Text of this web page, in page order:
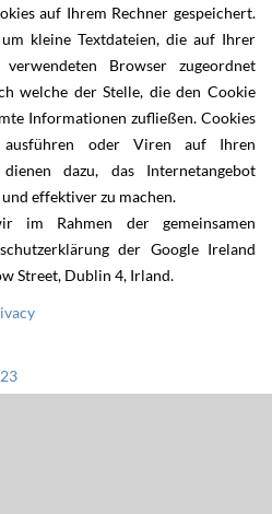
auf Ihrem Rechner gespeichert.
kleine Textdateien, die auf Ihrer
Browser zugeordnet
welche der Stelle, die den Cookie
Informationen zufließen. Cookies
ausführen oder Viren auf Ihren
dazu, das Internetangebot
effektiver zu machen.
im Rahmen der gemeinsamen
der Google Ireland
Street, Dublin 4, Irland.